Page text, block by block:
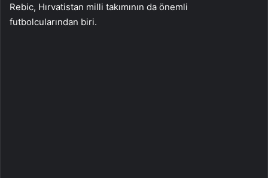
Rebic, Hırvatistan milli takımının da önemli
futbolcularından biri.